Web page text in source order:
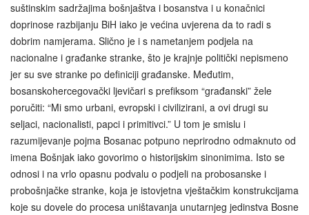
suštinskim sadržajima bošnjaštva i bosanstva i u konačnici
doprinose razbijanju BiH iako je većina uvjerena da to radi s
dobrim namjerama. Slično je i s nametanjem podjela na
nacionalne i građanke stranke, što je krajnje politički nepismeno
jer su sve stranke po definiciji građanske. Međutim,
bosanskohercegovački ljevičari s prefiksom “građanski” žele
poručiti: “Mi smo urbani, evropski i civilizirani, a ovi drugi su
seljaci, nacionalisti, papci i primitivci.” U tom je smislu i
razumijevanje pojma Bosanac potpuno neprirodno odmaknuto od
imena Bošnjak iako govorimo o historijskim sinonimima. Isto se
odnosi i na vrlo opasnu podvalu o podjeli na probosanske i
probošnjačke stranke, koja je istovjetna vještačkim konstrukcijama
koje su dovele do procesa uništavanja unutarnjeg jedinstva Bosne